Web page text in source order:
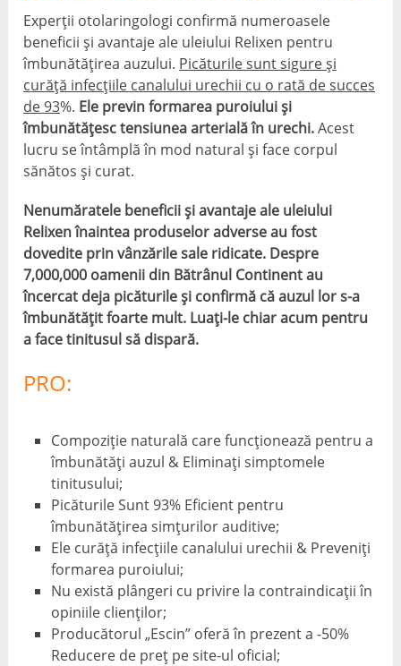
Experții otolaringologi confirmă numeroasele
beneficii și avantaje ale uleiului Relixen pentru
îmbunătățirea auzului. Picăturile sunt sigure și
curăță infecțiile canalului urechii cu o rată de succes
de 93%. Ele previn formarea puroiului și
îmbunătățesc tensiunea arterială în urechi.Acest
lucru se întâmplă în mod natural și face corpul
sănătos și curat.
Nenumăratele beneficii și avantaje ale uleiului
Relixen înaintea produselor adverse au fost
dovedite prin vânzările sale ridicate. Despre
7,000,000 oamenii din Bătrânul Continent au
încercat deja picăturile și confirmă că auzul lor s-a
îmbunătățit foarte mult. Luați-le chiar acum pentru
a face tinitusul să dispară.
PRO:
Compoziție naturală care funcționează pentru a
îmbunătăți auzul & Eliminați simptomele
tinitusului;
Picăturile Sunt 93% Eficient pentru
îmbunătățirea simțurilor auditive;
Ele curăță infecțiile canalului urechii & Preveniți
formarea puroiului;
Nu există plângeri cu privire la contraindicații în
opiniile clienților;
Producătorul „Escin” oferă în prezent a -50%
Reducere de preț pe site-ul oficial;